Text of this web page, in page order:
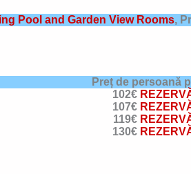
Pool and Garden View Rooms,
Preț de persoană
102€
107€
119€
130€